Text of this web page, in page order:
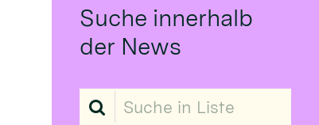
Suche innerhalb
der News
Suche in Liste